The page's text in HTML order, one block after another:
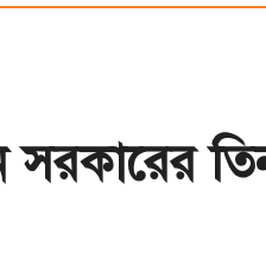
সরকারের